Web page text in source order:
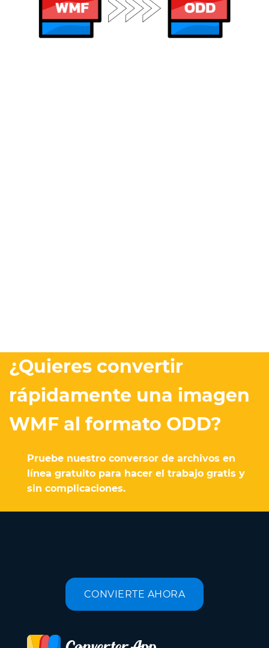
¿Quieres convertir
rápidamente una imagen
WMF al formato ODD?
Pruebe nuestro conversor de archivos en
línea gratuito para hacer el trabajo gratis y
sin complicaciones.
CONVIERTE AHORA